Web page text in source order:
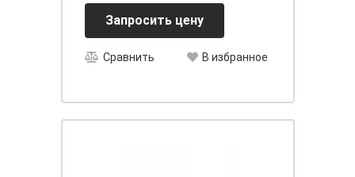
Запросить цену
Сравнить В избранное